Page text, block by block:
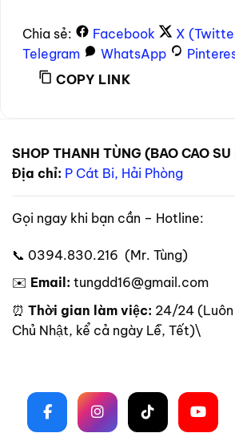
Chia sẻ: Facebook X
Telegram
WhatsApp
COPY LINK
SHOP THANH TÙNG (BAO CAO
Địa chỉ: P Cát Bi, Hải Phòng
Gọi ngay khi bạn cần – Hotline:
📞 0394.830.216 (Mr. Tùng)
✉️ Email: tungdd16@gmail.com
⏰ Thời gian làm việc: 24/24 (Luôn
Chủ Nhật, kể cả ngày Lễ, Tết)\